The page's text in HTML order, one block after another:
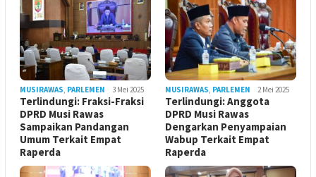
MUSIRAWAS, PARLEMEN 3 Mei 2025
Terlindungi: Fraksi-Fraksi
DPRD Musi Rawas
Sampaikan Pandangan
Umum Terkait Empat
Raperda
MUSIRAWAS, PARLEMEN 2 Mei 2025
Terlindungi: Anggota
DPRD Musi Rawas
Dengarkan Penyampaian
Wabup Terkait Empat
Raperda